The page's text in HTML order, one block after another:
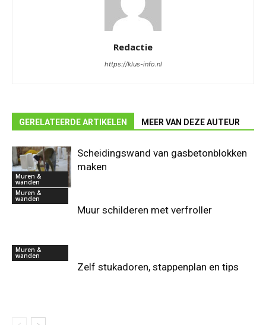
Redactie
https://klus-info.nl
GERELATEERDE ARTIKELEN MEER VAN DEZE AUTEUR
Muren &
wanden
Scheidingswand van gasbetonblokken
maken
Muren &
wanden
Muur schilderen met verfroller
Muren &
wanden
Zelf stukadoren, stappenplan en tips